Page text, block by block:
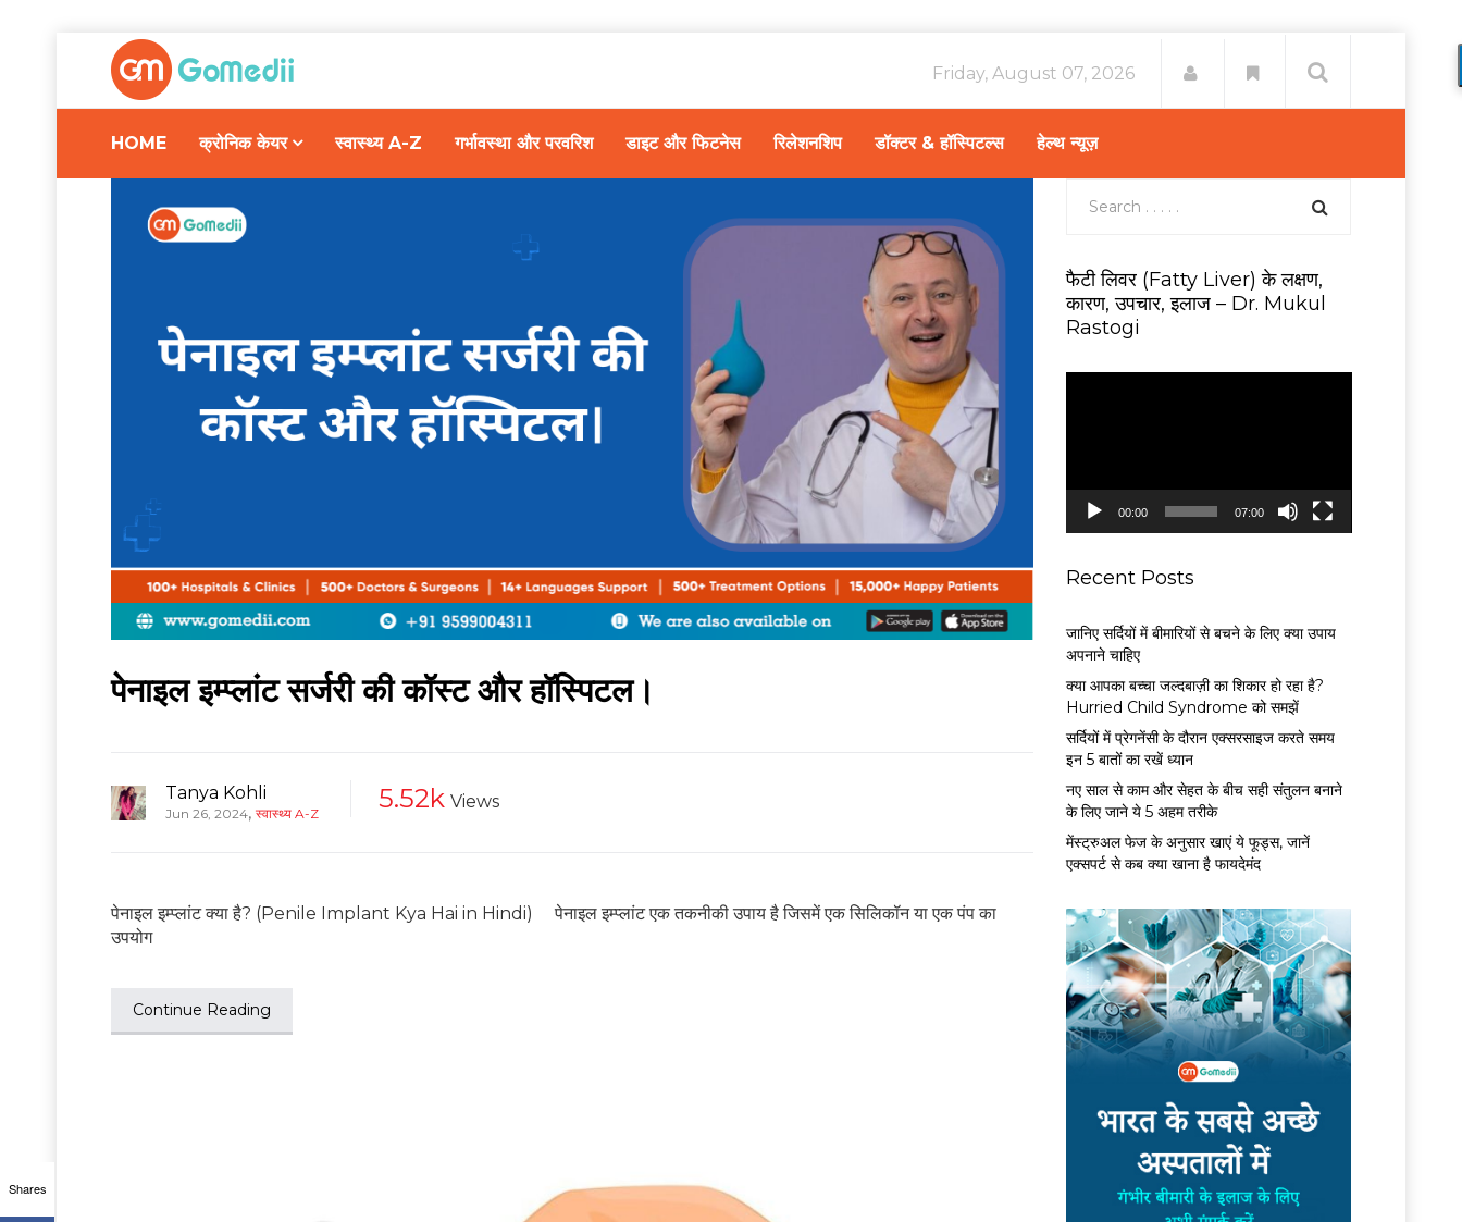
Friday, August 07, 2026
HOME क्रोनिक केयर स्वास्थ्य A-Z गर्भावस्था और परवरिश डाइट और फिटनेस रिलेशनशिप डॉक्टर & हॉस्पिटल्स हेल्थ न्यूज़
पेनाइल इम्प्लांट सर्जरी की कॉस्ट और हॉस्पिटल।
Tanya Kohli
Jun 26, 2024, स्वास्थ्य A-Z 5.52k Views
पेनाइल इम्प्लांट क्या है? (Penile Implant Kya Hai in Hindi) पेनाइल इम्प्लांट एक तकनीकी उपाय है जिसमें एक सिलिकॉन या एक पंप का
उपयोग
Continue Reading
फैटी लिवर (Fatty Liver) के लक्षण,
कारण, उपचार, इलाज – Dr. Mukul
Rastogi
y
00:00 07:00
Recent Posts
जानिए सर्दियों में बीमारियों से बचने के लिए क्या उपाय
अपनाने चाहिए
क्या आपका बच्चा जल्दबाज़ी का शिकार हो रहा है?
Hurried Child Syndrome को समझें
सर्द‍ियों में प्रेगनेंसी के दौरान एक्सरसाइज करते समय
इन 5 बातों का रखें ध्यान
नए साल से काम और सेहत के बीच सही संतुलन बनाने
के लिए जाने ये 5 अहम तरीके
मेंस्ट्रुअल फेज के अनुसार खाएं ये फूड्स, जानें
एक्सपर्ट से कब क्या खाना है फायदेमंद
Shares